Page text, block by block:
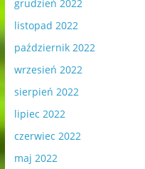
grudzień 2022
listopad 2022
październik 2022
wrzesień 2022
sierpień 2022
lipiec 2022
czerwiec 2022
maj 2022